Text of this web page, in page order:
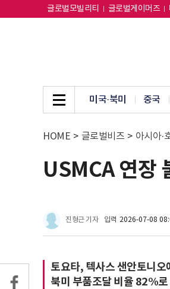
글로벌모빌리티 글로벌게이머즈
미국·북미 중국
HOME > 글로벌비즈 > 아시아·
USMCA 연장
진형근 기자 입력 2026-07-08
토요타, 텍사스 샌안토니
북미 부품조달 비율 82%